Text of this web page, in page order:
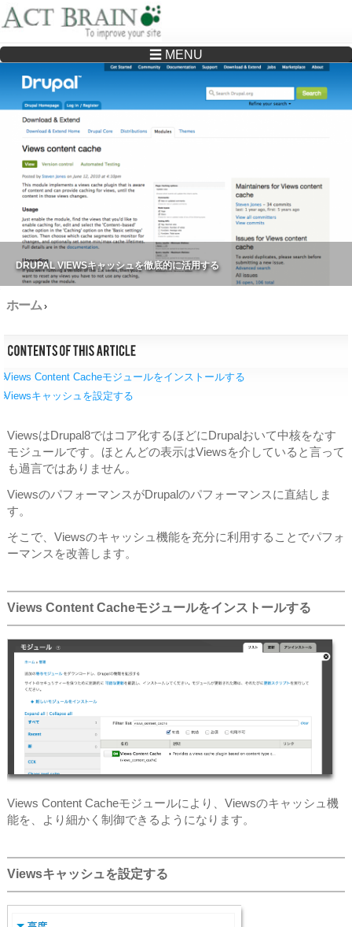
Drupalサイトの制作・保守をどこに頼んでいいか分からない方へ…まずはご相談く
☰ MENU
DRUPAL VIEWSキャッシュを徹底的に活用する
ホーム ›
Views Content Cacheモジュールをインストールする
Viewsキャッシュを設定する
ViewsはDrupal8ではコア化するほどにDrupalおいて中核をなす
モジュールです。ほとんどの表示はViewsを介していると言って
も過言ではありません。
ViewsのパフォーマンスがDrupalのパフォーマンスに直結しま
す。
そこで、Viewsのキャッシュ機能を充分に利用することでパフォ
ーマンスを改善します。
Views Content Cacheモジュールをインストールする
Views Content Cacheモジュールにより、Viewsのキャッシュ機
能を、より細かく制御できるようになります。
Viewsキャッシュを設定する